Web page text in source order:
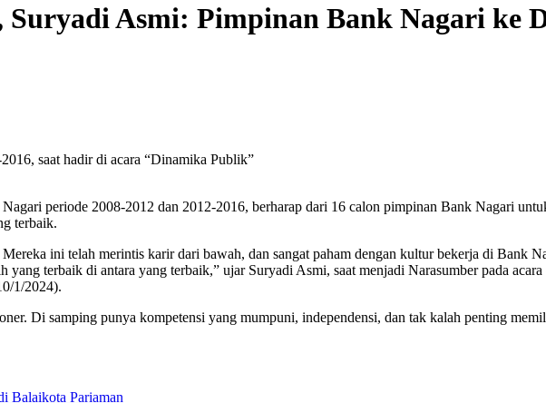
Asmi: Pimpinan Bank Nagari ke
saat hadir di acara “Dinamika Publik”
periode 2008-2012 dan 2012-2016, berharap dari 16 calon pimpinan Bank Nagari
terbaik.
ini telah merintis karir dari bawah, dan sangat paham dengan kultur bekerja di Bank
terbaik di antara yang terbaik,” ujar Suryadi Asmi, saat menjadi Narasumber pada
1/2024).
Di samping punya kompetensi yang mumpuni, independensi, dan tak kalah penting